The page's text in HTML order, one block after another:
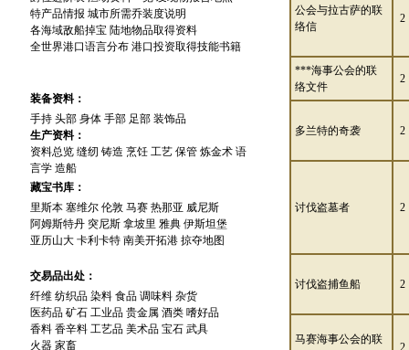
特产品情报 城市所需乔装度说明
各海域敌船掉宝 陆地物品取得资料
全世界港口语言分布 港口投资取得技能书籍
装备资料：
手持 头部 身体 手部 足部 装饰品
生产资料：
资料总览 缝纫 铸造 烹饪 工艺 保管 炼金术 语
言学 造船
藏宝书库：
里斯本 塞维尔 伦敦 马赛 热那亚 威尼斯
阿姆斯特丹 突尼斯 拿坡里 雅典 伊斯坦堡
亚历山大 卡利卡特 南美开拓港 掠夺地图
交易品出处：
纤维 纺织品 染料 食品 调味料 杂货
医药品 矿石 工业品 贵金属 酒类 嗜好品
香料 香辛料 工艺品 美术品 宝石 武具
火器 家畜
公会与拉古萨的联
络信
2
***海事公会的联
络文件
2
多兰特的奇袭 2
讨伐盗墓者 2
讨伐盗捕鱼船 2
马赛海事公会的联
2